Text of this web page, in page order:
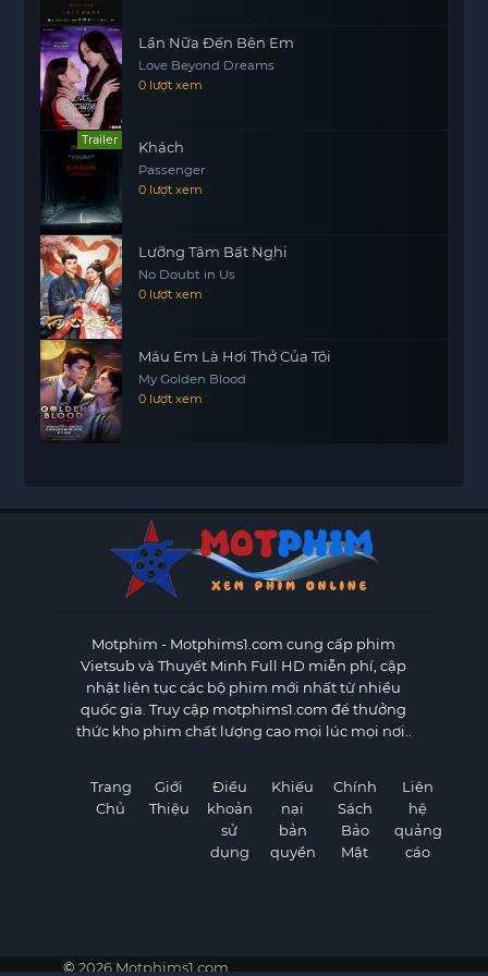
đầu cho một mối quan hệ tốt đẹp hơn trong
tương lai. Chuyến đi đã mở ra cho tôi nhiều cơ hội
mới và tôi rất mong chờ những cuộc phiêu lưu
tiếp theo cùng cô nàng xinh đẹp này.
Lần Nữa Đến Bên Em
Love Beyond Dreams
0 lượt xem
Trailer Khách
Passenger
0 lượt xem
Lưỡng Tâm Bất Nghi
No Doubt in Us
0 lượt xem
Máu Em Là Hơi Thở Của Tôi
My Golden Blood
0 lượt xem
Motphim - Motphims1.com cung cấp phim
Vietsub và Thuyết Minh Full HD miễn phí, cập
nhật liên tục các bộ phim mới nhất từ nhiều
quốc gia. Truy cập motphims1.com để thưởng
thức kho phim chất lượng cao mọi lúc mọi nơi..
Trang
Chủ
Giới
Thiệu
Điều
khoản
sử
dụng
Khiếu
nại
bản
quyền
Chính
Sách
Bảo
Mật
Liên
hệ
quảng
cáo
© 2026 Motphims1.com